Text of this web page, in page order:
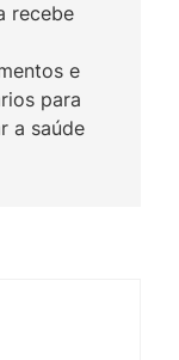
recebe
e
para
a saúde